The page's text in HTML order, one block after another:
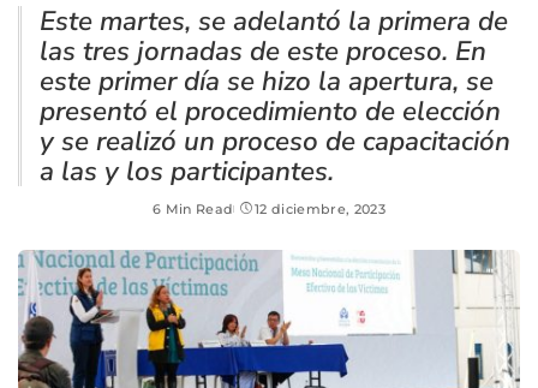
Este martes, se adelantó la primera de
las tres jornadas de este proceso. En
este primer día se hizo la apertura, se
presentó el procedimiento de elección
y se realizó un proceso de capacitación
a las y los participantes.
6 Min Read 12 diciembre, 2023